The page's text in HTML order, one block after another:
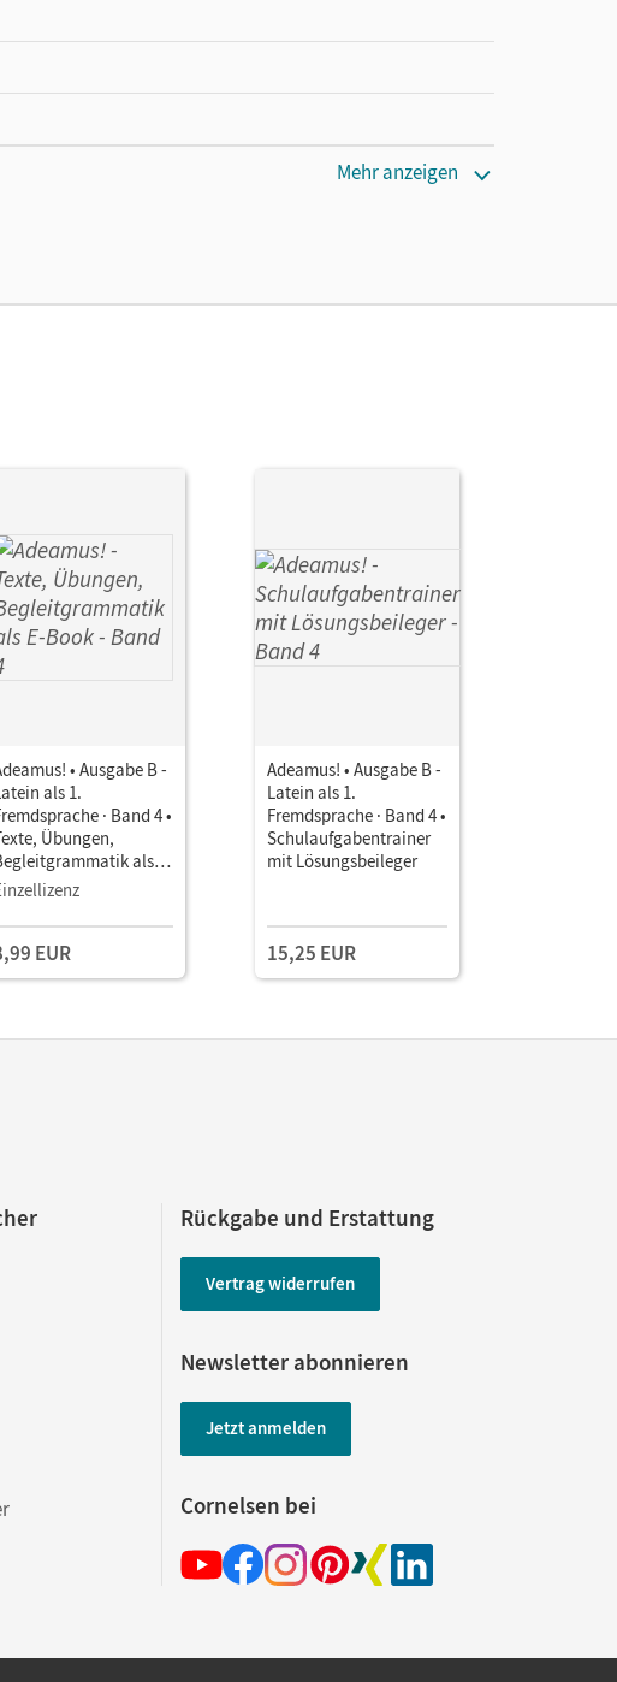
Mehr anzeigen
• Ausgabe B -
als 1.
· Band 4 •
Übungen,
als E-
EUR
Adeamus! • Ausgabe B -
Latein als 1.
Fremdsprache · Band 4 •
Schulaufgabentrainer
mit Lösungsbeileger
15,25 EUR
Rückgabe und Erstattung
Vertrag widerrufen
Newsletter abonnieren
Jetzt anmelden
Cornelsen bei